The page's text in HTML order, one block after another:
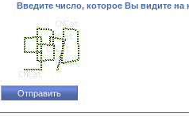
Введите число, которое Вы видите на